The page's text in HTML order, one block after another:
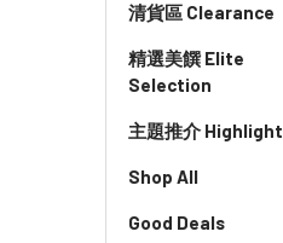
清貨區 Clearance
精選美饌 Elite
Selection
主題推介 Highlight
Shop All
Good Deals